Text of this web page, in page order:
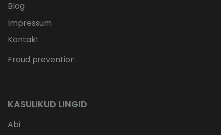
Blog
Impressum
Kontakt
Fraud prevention
KASULIKUD LINGID
Abi